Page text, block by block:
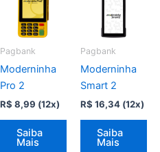
Pagbank
Moderninha
Pro 2
R$ 8,99 (12x)
Saiba
Mais
Pagbank
Moderninha
Smart 2
R$ 16,34 (12x)
Saiba
Mais